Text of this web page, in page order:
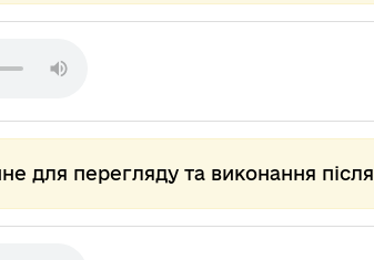
для перегляду та виконання після